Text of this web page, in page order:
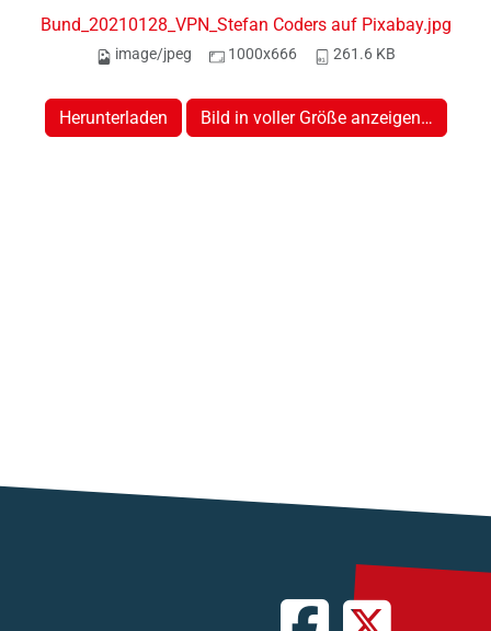
Bund_20210128_VPN_Stefan Coders auf Pixabay.jpg
image/jpeg 1000x666 261.6 KB
Herunterladen Bild in voller Größe anzeigen…